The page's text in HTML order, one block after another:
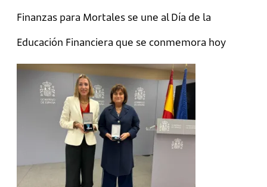
Finanzas para Mortales se une al Día de la
Educación Financiera que se conmemora hoy